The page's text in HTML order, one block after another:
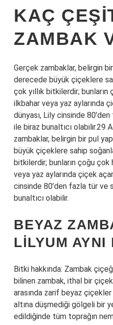
KAÇ
ZAMBAK
Gerçek zambaklar, belirgin bir
derecede büyük çiçeklere
çok yıllık bitkilerdir;
ilkbahar veya yaz aylarında
dünyası, Lily cinsinde
ile biraz bunaltıcı olabilir.29
zambaklar, belirgin bir pul
büyük çiçeklere sahip
bitkilerdir; bunların çoğu
veya yaz aylarında çiçek
cinsinde 80’den fazla tür ve
bunaltıcı olabilir.
BEYAZ
LILYUM AYNI
Bitki hakkında: Zambak
bilinen zambak, ithal bir
arasında zarif beyaz çiçekler
altına düşmediği gölgeli bir
edildiğinde tüm toprağın